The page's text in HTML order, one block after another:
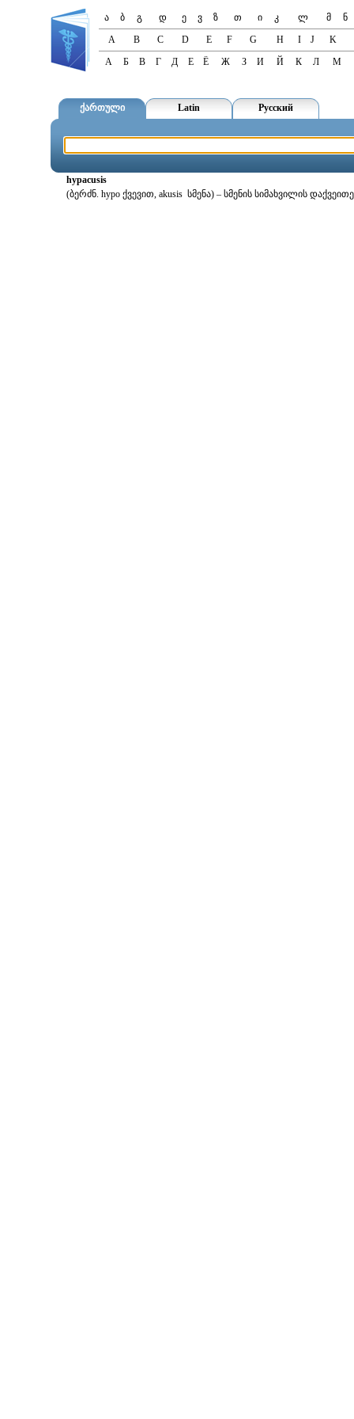
ა ბ გ დ ე ვ ზ თ ი კ ლ მ
ნ
A
B C D E F G H I J
K
А
Б В Г Д Е Ё Ж З И Й К Л М
ქართული Latin Русский
hypacusis
(ბერძნ. hypo ქვევით, akusis სმენა) – სმენის სიმახვილის